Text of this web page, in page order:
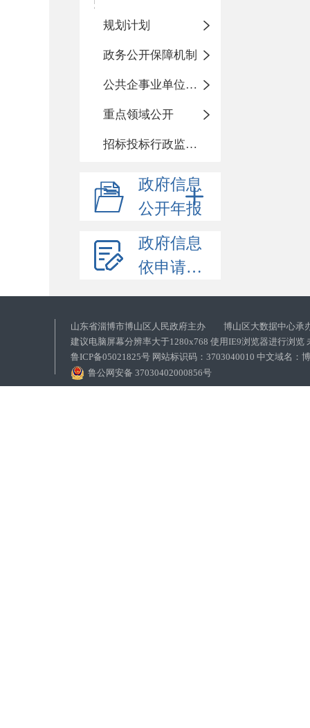
规划计划
政务公开保障机制
公共企事业单位信息公开
重点领域公开
招标投标行政监督责任清单
政府信息
公开年报
政府信息
依申请公开
山东省淄博市博山区人民政府主办 博山区大数据中心承
建议电脑屏幕分辨率大于1280x768 使用IE9浏览器进行浏览
鲁ICP备05021825号 网站标识码：3703040010 中文域名：
鲁公网安备 37030402000856号